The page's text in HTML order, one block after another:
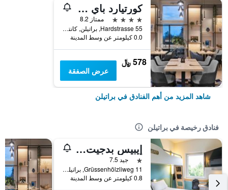
كورتيارد باي ماريوت بازل
4 نجوم
ممتاز 8.2
Hardstrasse 55, براتيلن, كانتون بازل لاندشافت, سويسرا
0.0 كيلومتر عن وسط المدينة
578 ﷼
عرض الصفقة
شاهد المزيد من أهم الفنادق في براتيلن
فنادق رخيصة في براتيلن
إيبيس بدجيت بازل براتلن
نجمة واحدة
جيد 7.5
Grüssenhölzliweg 11, براتيلن, كانتون بازل لاندشافت, سويسرا
0.8 كيلومتر عن وسط المدينة